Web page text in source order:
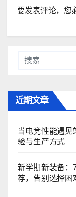
要发表评论，您
近期文章
当电竞性能遇见
验与生产方式
新学期新装备：
荐，告别选择困